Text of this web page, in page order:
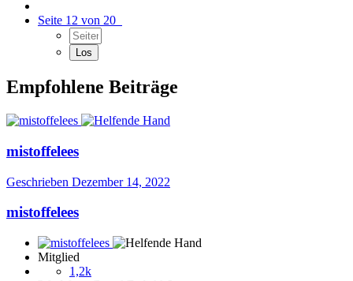
Seite 12 von 20
Empfohlene Beiträge
mistoffelees
Geschrieben Dezember 14, 2022
mistoffelees
Mitglied
1,2k